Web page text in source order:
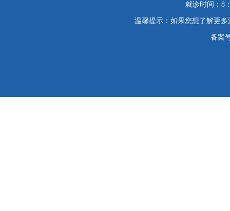
就诊时间：8
温馨提示：如果您想了解更
备案